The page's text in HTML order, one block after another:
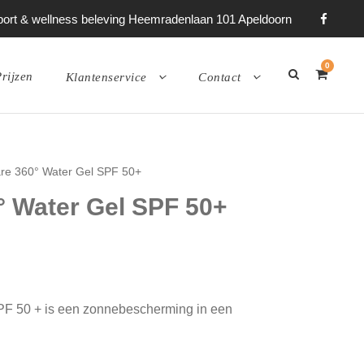
& wellness beleving Heemradenlaan 101 Apeldoorn
Klantenservice Contact
0
360° Water Gel SPF 50+
Water Gel SPF 50+
50 + is een zonnebescherming in een